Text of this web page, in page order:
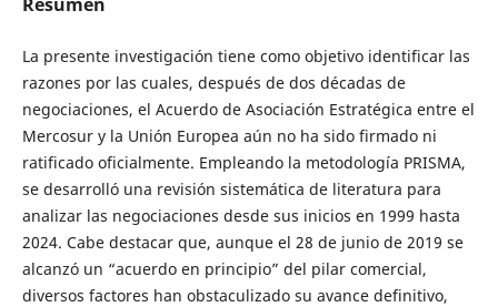
La presente investigación tiene como objetivo identificar las
razones por las cuales, después de dos décadas de
negociaciones, el Acuerdo de Asociación Estratégica entre el
Mercosur y la Unión Europea aún no ha sido firmado ni
ratificado oficialmente. Empleando la metodología PRISMA,
se desarrolló una revisión sistemática de literatura para
analizar las negociaciones desde sus inicios en 1999 hasta
2024. Cabe destacar que, aunque el 28 de junio de 2019 se
alcanzó un “acuerdo en principio” del pilar comercial,
diversos factores han obstaculizado su avance definitivo,